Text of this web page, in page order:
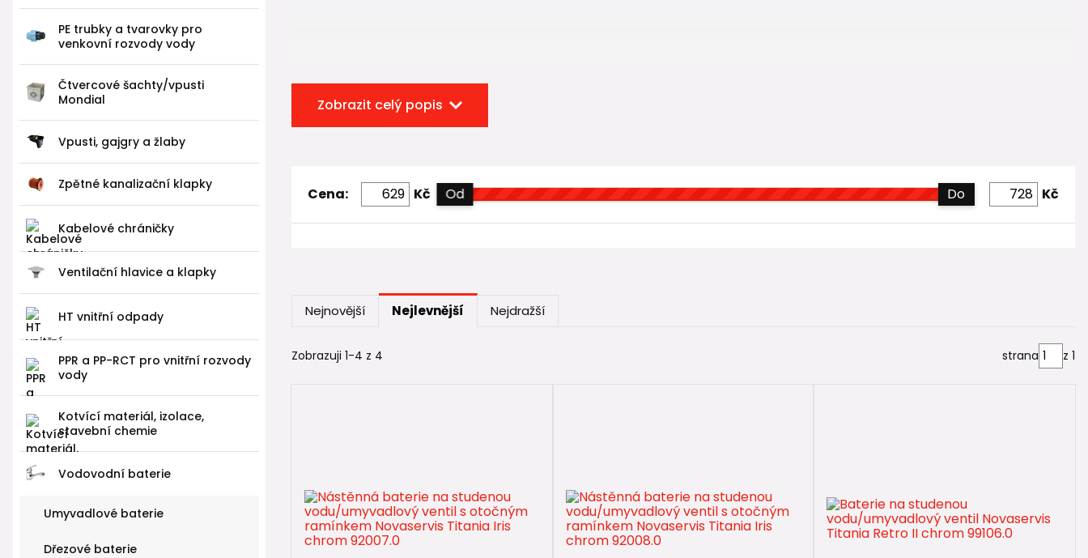
PE trubky a tvarovky pro
venkovní rozvody vody
Čtvercové šachty/vpusti
Mondial
Vpusti, gajgry a žlaby
Zpětné kanalizační klapky
Kabelové chráničky
Ventilační hlavice a klapky
HT vnitřní odpady
PPR a PP-RCT pro vnitřní rozvody
vody
Kotvící materiál, izolace,
stavební chemie
Vodovodní baterie
Umyvadlové baterie
Dřezové baterie
Zobrazit celý popis
Cena: Kč Od Do Kč
Nejnovější Nejlevnější Nejdražší
Zobrazuji 1-4 z 4 strana z 1